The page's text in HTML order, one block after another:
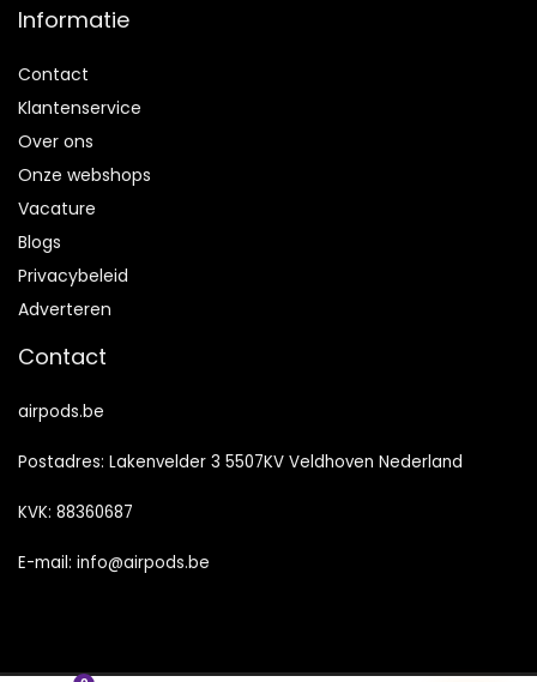
Informatie
Contact
Klantenservice
Over ons
Onze webshops
Vacature
Blogs
Privacybeleid
Adverteren
Contact
airpods.be
Postadres: Lakenvelder 3 5507KV Veldhoven Nederland
KVK: 88360687
E-mail: info@airpods.be